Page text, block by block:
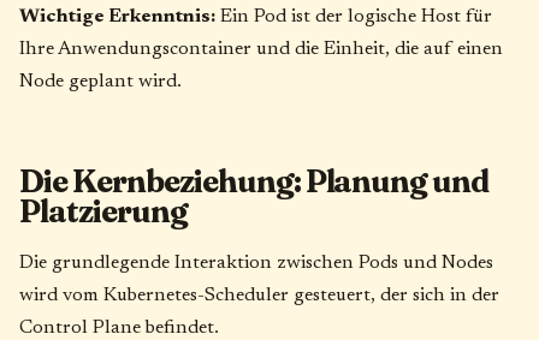
Wichtige Erkenntnis: Ein Pod ist der logische Host für
Ihre Anwendungscontainer und die Einheit, die auf einen
Node geplant wird.
Die Kernbeziehung: Planung und
Platzierung
Die grundlegende Interaktion zwischen Pods und Nodes
wird vom Kubernetes-Scheduler gesteuert, der sich in der
Control Plane befindet.